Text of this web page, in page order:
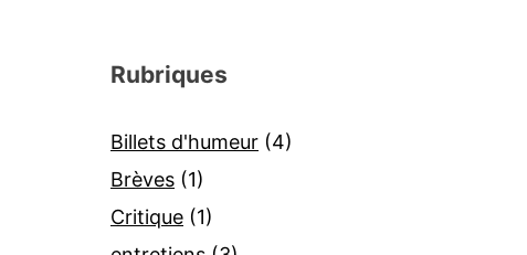
Rubriques
Billets d'humeur (4)
Brèves (1)
Critique (1)